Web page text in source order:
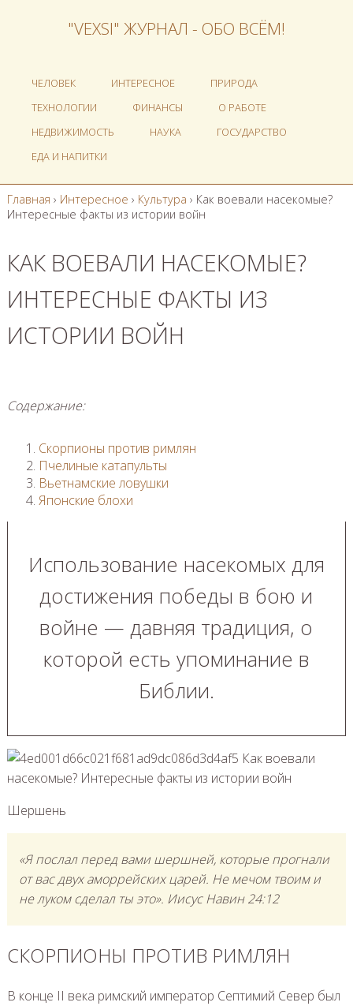
"VEXSI" ЖУРНАЛ - ОБО ВСЁМ!
ЧЕЛОВЕК ИНТЕРЕСНОЕ
ПРИРОДА
ТЕХНОЛОГИИ
ФИНАНСЫ
О РАБОТЕ
НЕДВИЖИМОСТЬ
НАУКА
ГОСУДАРСТВО
ЕДА И НАПИТКИ
Главная › Интересное › Культура › Как воевали насекомые?
Интересные факты из истории войн
КАК ВОЕВАЛИ НАСЕКОМЫЕ?
ИНТЕРЕСНЫЕ ФАКТЫ ИЗ
ИСТОРИИ ВОЙН
Содержание:
Скорпионы против римлян
Пчелиные катапульты
Вьетнамские ловушки
Японские блохи
Использование насекомых для
достижения победы в бою и
войне — давняя традиция, о
которой есть упоминание в
Библии.
Шершень
«Я послал перед вами шершней, которые прогнали
от вас двух аморрейских царей. Не мечом твоим и
не луком сделал ты это». Иисус Навин 24:12
СКОРПИОНЫ ПРОТИВ РИМЛЯН
В конце II века римский император Септимий Север был